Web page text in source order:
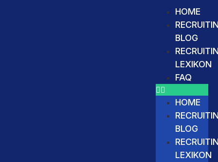
HOME
BLOG
LEXIKON
FAQ
HOME
BLOG
LEXIKON